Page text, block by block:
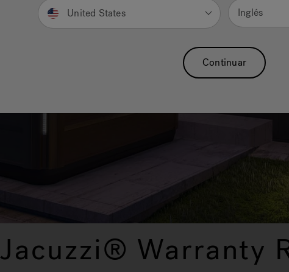
Jacuzzi® Warranty
United States Inglés
Continuar